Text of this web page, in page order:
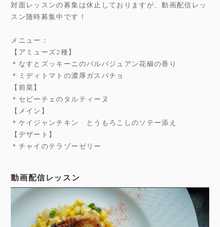
対面レッスンの募集は休止しておりますが、動画配信レッ
スン随時募集中です！
メニュー：
【アミューズ2種】
＊なすとズッキーニのバルバジュアン花椒の香り
＊ミディトマトの濃厚ガスパチョ
【前菜】
＊セビーチェのタルティーヌ
【メイン】
＊ケイジャンチキン とうもろこしのソテー添え
【デザート】
＊チャイのテラゾーゼリー
動画配信レッスン